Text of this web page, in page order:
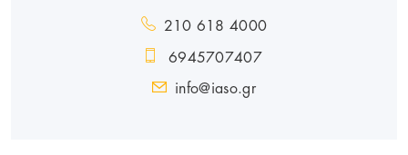
210 618 4000
6945707407
info@iaso.gr